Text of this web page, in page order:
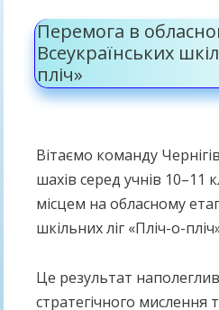
Перемога в
Всеукраїнських
пліч»
Вітаємо команду
шахів серед учнів 10–11
місцем на обласному
шкільних ліг «Пліч-о-
Це результат
стратегічного мислення